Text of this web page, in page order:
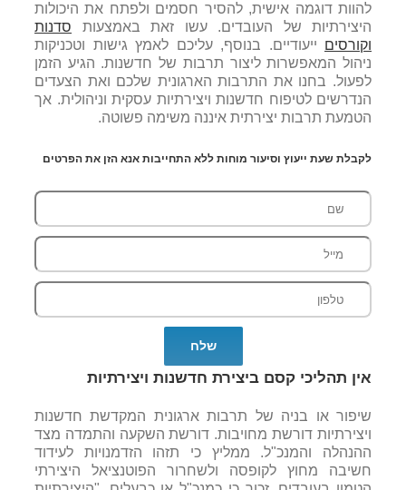
להוות דוגמה אישית, להסיר חסמים ולפתח את היכולות
היצירתיות של העובדים. עשו זאת באמצעות סדנות
וקורסים ייעודיים. בנוסף, עליכם לאמץ גישות וטכניקות
ניהול המאפשרות ליצור תרבות של חדשנות. הגיע הזמן
לפעול. בחנו את התרבות הארגונית שלכם ואת הצעדים
הנדרשים לטיפוח חדשנות ויצירתיות עסקית וניהולית. אך
הטמעת תרבות יצירתית איננה משימה פשוטה.
לקבלת שעת ייעוץ וסיעור מוחות ללא התחייבות אנא הזן את הפרטים
אין תהליכי קסם ביצירת חדשנות ויצירתיות
שיפור או בניה של תרבות ארגונית המקדשת חדשנות
ויצירתיות דורשת מחויבות. דורשת השקעה והתמדה מצד
ההנהלה והמנכ"ל. ממליץ כי תזהו הזדמנויות לעידוד
חשיבה מחוץ לקופסה ולשחרור הפוטנציאל היצירתי